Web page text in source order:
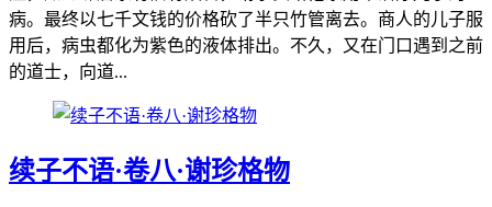
病。最终以七千文钱的价格砍了半只竹管离去。商人的儿子服
用后，病虫都化为紫色的液体排出。不久，又在门口遇到之前
的道士，向道...
续子不语·卷八·谢珍格物